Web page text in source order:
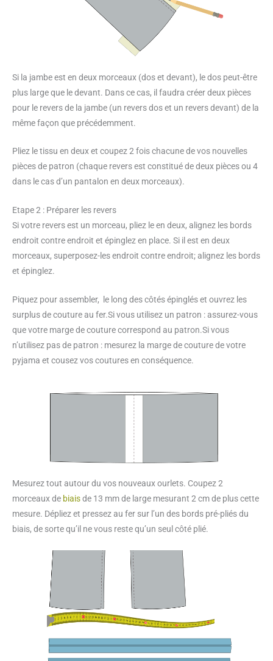
Si la jambe est en deux morceaux (dos et devant), le dos peut-être
plus large que le devant. Dans ce cas, il faudra créer deux pièces
pour le revers de la jambe (un revers dos et un revers devant) de la
même façon que précédemment.
Pliez le tissu en deux et coupez 2 fois chacune de vos nouvelles
pièces de patron (chaque revers est constitué de deux pièces ou 4
dans le cas d’un pantalon en deux morceaux).
Etape 2 : Préparer les revers
Si votre revers est un morceau, pliez le en deux, alignez les bords
endroit contre endroit et épinglez en place. Si il est en deux
morceaux, superposez-les endroit contre endroit; alignez les bords
et épinglez.
Piquez pour assembler, le long des côtés épinglés et ouvrez les
surplus de couture au fer.Si vous utilisez un patron : assurez-vous
que votre marge de couture correspond au patron.Si vous
n’utilisez pas de patron : mesurez la marge de couture de votre
pyjama et cousez vos coutures en conséquence.
Mesurez tout autour du vos nouveaux ourlets. Coupez 2
morceaux de biaisde 13 mm de large mesurant 2 cm de plus cette
mesure. Dépliez et pressez au fer sur l’un des bords pré-pliés du
biais, de sorte qu’il ne vous reste qu’un seul côté plié.